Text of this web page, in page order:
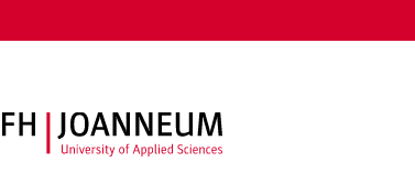
FH JOANNEUM Logo